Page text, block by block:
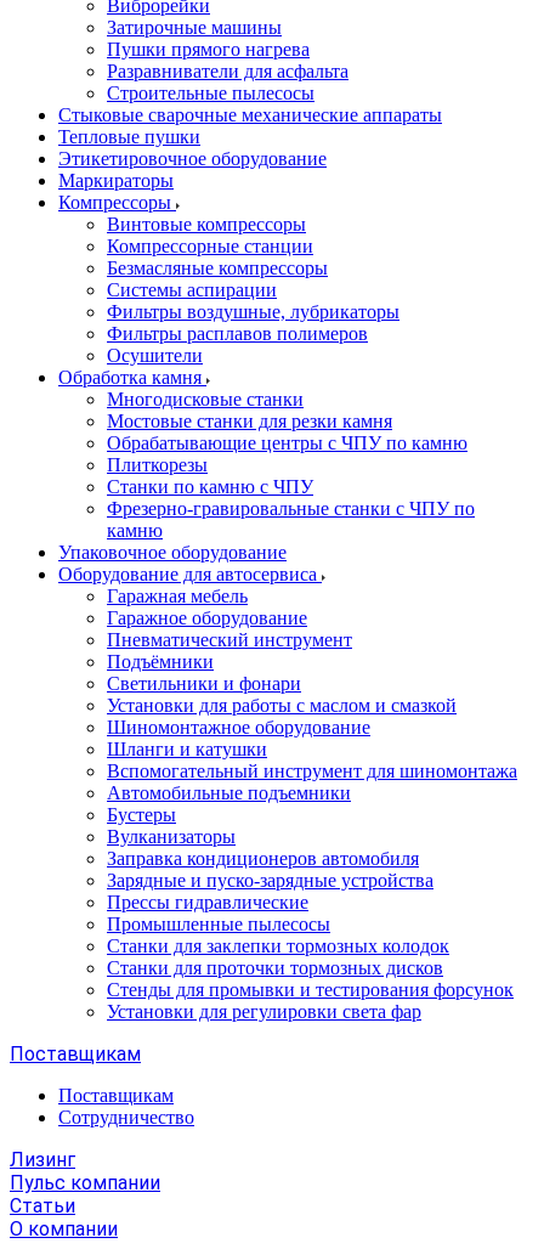
Виброрейки
Затирочные машины
Пушки прямого нагрева
Разравниватели для асфальта
Строительные пылесосы
Стыковые сварочные механические аппараты
Тепловые пушки
Этикетировочное оборудование
Маркираторы
Компрессоры
Винтовые компрессоры
Компрессорные станции
Безмасляные компрессоры
Системы аспирации
Фильтры воздушные, лубрикаторы
Фильтры расплавов полимеров
Осушители
Обработка камня
Многодисковые станки
Мостовые станки для резки камня
Обрабатывающие центры с ЧПУ по камню
Плиткорезы
Станки по камню с ЧПУ
Фрезерно-гравировальные станки с ЧПУ по
камню
Упаковочное оборудование
Оборудование для автосервиса
Гаражная мебель
Гаражное оборудование
Пневматический инструмент
Подъёмники
Светильники и фонари
Установки для работы с маслом и смазкой
Шиномонтажное оборудование
Шланги и катушки
Вспомогательный инструмент для шиномонтажа
Автомобильные подъемники
Бустеры
Вулканизаторы
Заправка кондиционеров автомобиля
Зарядные и пуско-зарядные устройства
Прессы гидравлические
Промышленные пылесосы
Станки для заклепки тормозных колодок
Станки для проточки тормозных дисков
Стенды для промывки и тестирования форсунок
Установки для регулировки света фар
Поставщикам
Поставщикам
Сотрудничество
Лизинг
Пульс компании
Статьи
О компании